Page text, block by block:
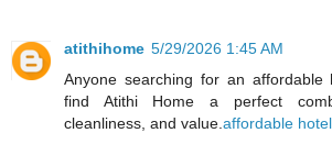
atithihome 5/29/2026 1:45 AM
Anyone searching for an affordable
find Atithi Home a perfect
cleanliness, and value.affordable